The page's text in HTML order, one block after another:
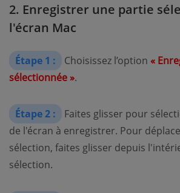
2. Enregistrer une partie
l'écran Mac
Étape 1 : Choisissez l’option «
sélectionnée ».
Étape 2 :
Faites glisser pour
de l'écran à enregistrer. Pour
sélection, faites glisser depuis
sélection.